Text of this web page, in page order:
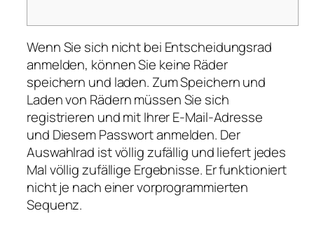
Wenn Sie sich nicht bei Entscheidungsrad
anmelden, können Sie keine Räder
speichern und laden. Zum Speichern und
Laden von Rädern müssen Sie sich
registrieren und mit Ihrer E-Mail-Adresse
und Diesem Passwort anmelden. Der
Auswahlrad ist völlig zufällig und liefert jedes
Mal völlig zufällige Ergebnisse. Er funktioniert
nicht je nach einer vorprogrammierten
Sequenz.